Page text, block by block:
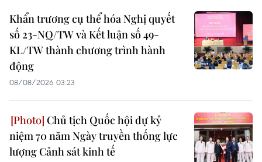
Khẩn trương cụ thể hóa Nghị quyết
số 23-NQ/TW và Kết luận số 49-
KL/TW thành chương trình hành
động
08/08/2026 03:23
Chủ tịch Quốc hội dự kỷ
niệm 70 năm Ngày truyền thống lực
lượng Cảnh sát kinh tế